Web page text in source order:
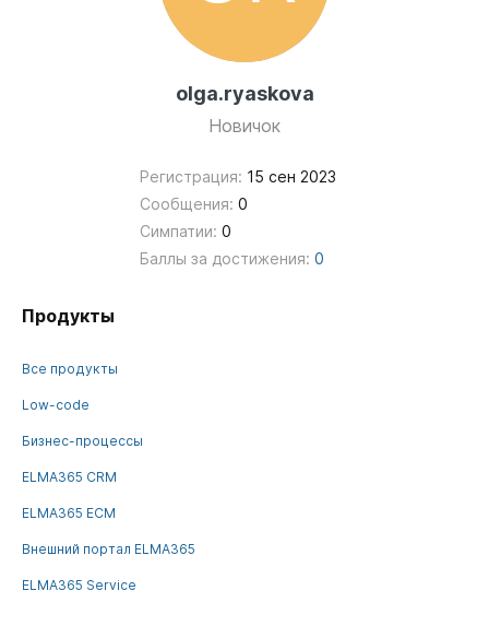
olga.ryaskova
Новичок
Регистрация: 15 сен 2023
Сообщения: 0
Симпатии: 0
Баллы за достижения: 0
Продукты
Все продукты
Low-code
Бизнес-процессы
ELMA365 CRM
ELMA365 ECM
Внешний портал ELMA365
ELMA365 Service